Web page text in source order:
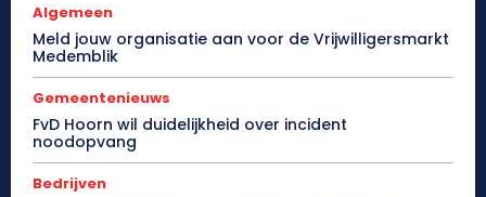
Algemeen
Meld jouw organisatie aan voor de Vrijwilligersmarkt
Medemblik
Gemeentenieuws
FvD Hoorn wil duidelijkheid over incident
noodopvang
Bedrijven